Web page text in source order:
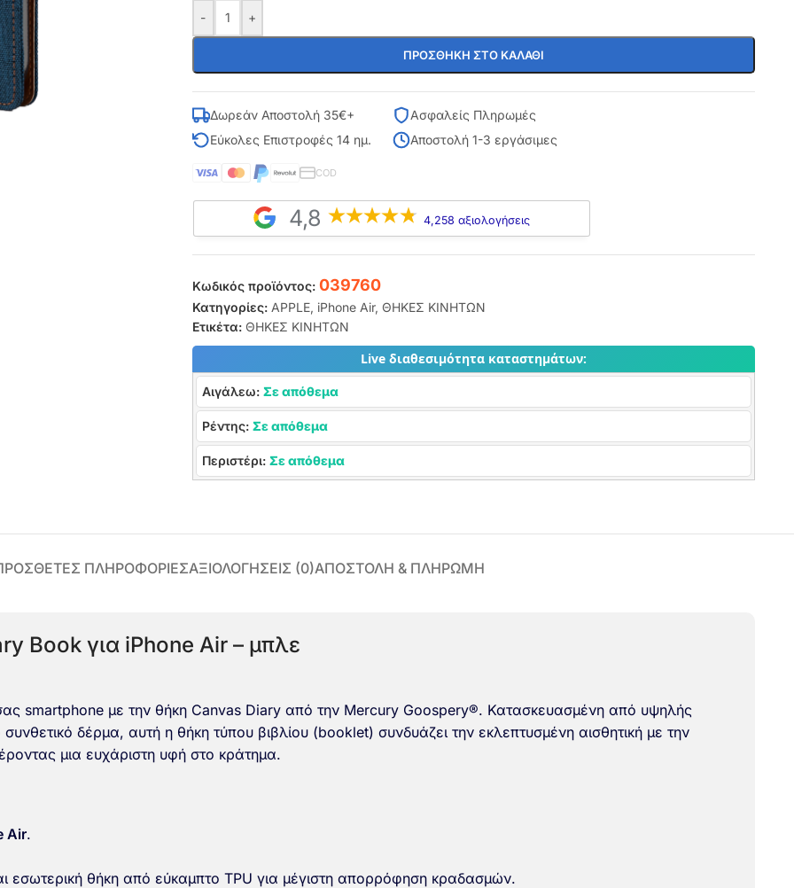
- +
ΠΡΟΣΘΉΚΗ ΣΤΟ ΚΑΛΆΘΙ
Δωρεάν Αποστολή 35€+
Ασφαλείς Πληρωμές
Εύκολες Επιστροφές 14 ημ.
Αποστολή 1-3 εργάσιμες
COD
4,8 4,258 αξιολογήσεις
Κωδικός προϊόντος: 039760
Κατηγορίες: APPLE, iPhone Air, ΘΗΚΕΣ ΚΙΝΗΤΩΝ
Ετικέτα: ΘΗΚΕΣ ΚΙΝΗΤΩΝ
Live διαθεσιμότητα καταστημάτων:
Αιγάλεω: Σε απόθεμα
Ρέντης: Σε απόθεμα
Περιστέρι: Σε απόθεμα
ΠΛΗΡΟΦΟΡΊΕΣΑΞΙΟΛΟΓΉΣΕΙΣ (0)ΑΠΟΣΤΟΛΗ & ΠΛΗΡΩΜΗ
Book για iPhone Air – μπλε
smartphone με την θήκη Canvas Diary από την Mercury Goospery®. Κατασκευασμένη από υψηλής
δέρμα, αυτή η θήκη τύπου βιβλίου (booklet) συνδυάζει την εκλεπτυσμένη αισθητική με την
μια ευχάριστη υφή στο κράτημα.
Air.
εσωτερική θήκη από εύκαμπτο TPU για μέγιστη απορρόφηση κραδασμών.